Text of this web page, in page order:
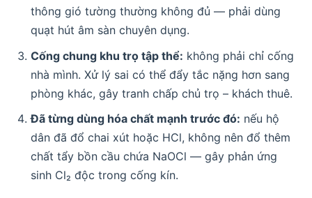
thông gió tường thường không đủ — phải dùng
quạt hút âm sàn chuyên dụng.
Cống chung khu trọ tập thể: không phải chỉ cống
nhà mình. Xử lý sai có thể đẩy tắc nặng hơn sang
phòng khác, gây tranh chấp chủ trọ – khách thuê.
Đã từng dùng hóa chất mạnh trước đó: nếu hộ
dân đã đổ chai xút hoặc HCl, không nên đổ thêm
chất tẩy bồn cầu chứa NaOCl — gây phản ứng
sinh Cl₂ độc trong cống kín.